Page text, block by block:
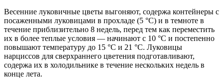
Весенние луковичные цветы выгоняют, содержа контейнеры с
посаженными луковицами в прохладе (5 °С) и в темноте в
течение приблизительно 8 недель, перед тем как переместить
их в более теплые условия — начинают с 10 °С и постепенно
повышают температуру до 15 °С и 21 °С. Луковицы
нарциссов для сверхраннего цветения подготавливают,
содержа их в холодильнике в течение нескольких недель в
конце лета.